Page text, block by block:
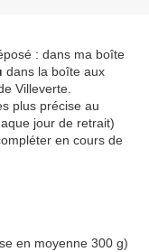
: dans ma boîte
dans la boîte aux
Villeverte.
plus précise au
jour de retrait)
en cours de
en moyenne 300 g)